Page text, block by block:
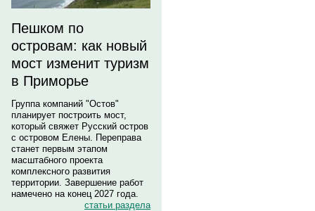
Пешком по
островам: как новый
мост изменит туризм
в Приморье
Группа компаний "Остов"
планирует построить мост,
который свяжет Русский остров
с островом Елены. Переправа
станет первым этапом
масштабного проекта
комплексного развития
территории. Завершение работ
намечено на конец 2027 года.
статьи раздела